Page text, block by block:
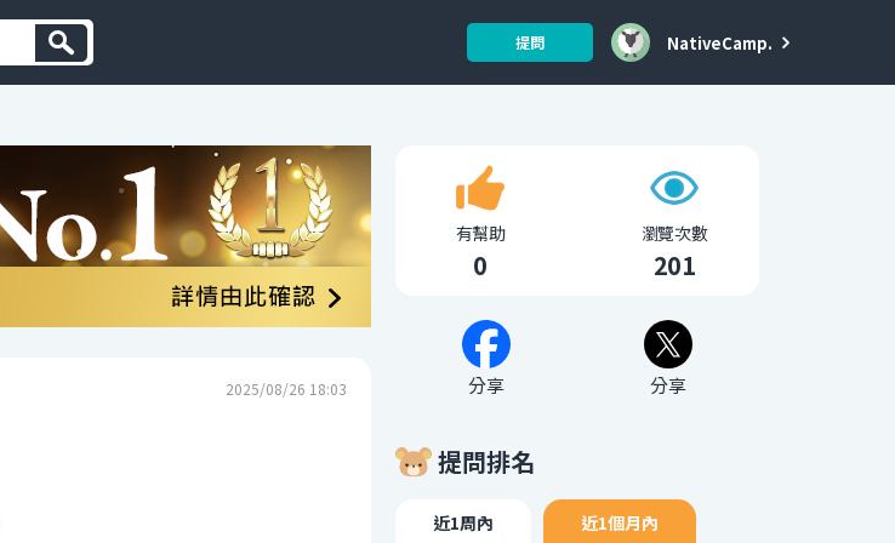
提問 NativeCamp.
2025/08/26 18:03
有幫助
0
瀏覽次數
201
分享 分享
提問排名
近1周內 近1個月內